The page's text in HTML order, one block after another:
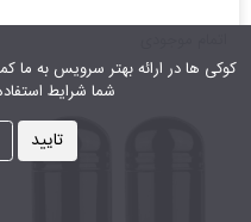
شما شرایط
تایید